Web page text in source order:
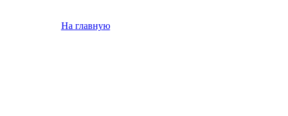
На главную